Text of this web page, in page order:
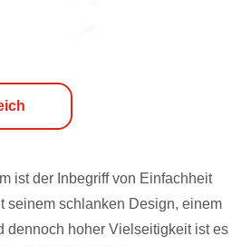
ist der Inbegriff von Einfachheit
seinem schlanken Design, einem
dennoch hoher Vielseitigkeit ist es